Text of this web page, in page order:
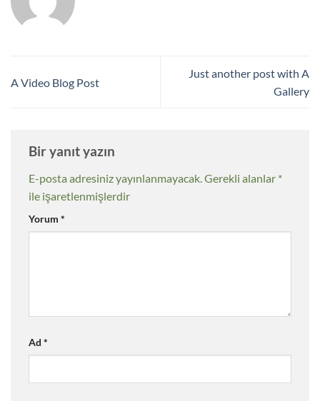
A Video Blog Post
Just another post with A
Gallery
Bir yanıt yazın
E-posta adresiniz yayınlanmayacak.Gerekli alanlar *
ile işaretlenmişlerdir
Yorum *
Ad *